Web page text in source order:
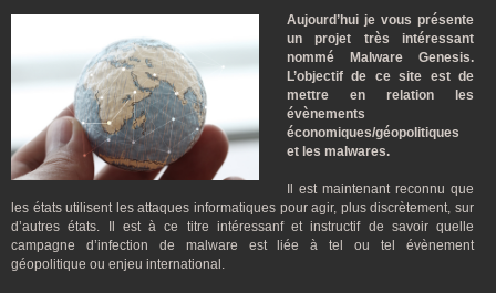
Aujourd’hui je vous présente
un projet très intéressant
nommé Malware Genesis.
L’objectif de ce site est de
mettre en relation les
évènements
économiques/géopolitiques
et les malwares.
Il est maintenant reconnu que
les états utilisent les attaques informatiques pour agir, plus discrètement, sur
d’autres états. Il est à ce titre intéressanf et instructif de savoir quelle
campagne d’infection de malware est liée à tel ou tel évènement
géopolitique ou enjeu international.